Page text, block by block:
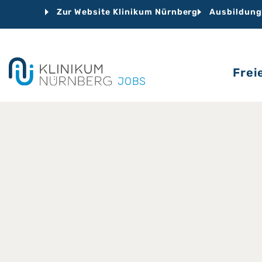
Zur Website Klinikum Nürnberg Ausbildung
JOBS